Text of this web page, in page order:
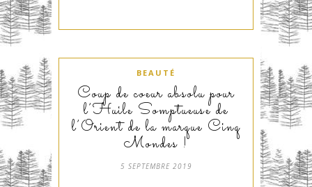
BEAUTÉ
Coup de coeur absolu pour
l’Huile Somptueuse de
l’Orient de la marque Cinq
Mondes !
5 SEPTEMBRE 2019